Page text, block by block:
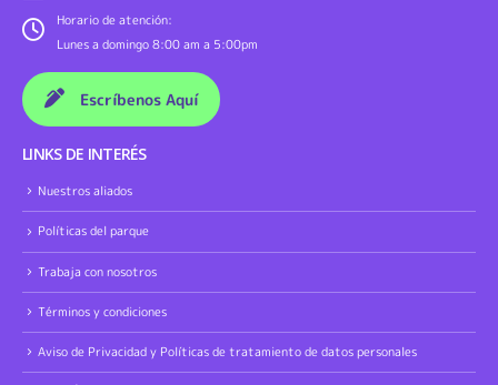
Horario de atención:
Lunes a domingo 8:00 am a 5:00pm
Escríbenos Aquí
LINKS DE INTERÉS
Nuestros aliados
Políticas del parque
Trabaja con nosotros
Términos y condiciones
Aviso de Privacidad y Políticas de tratamiento de datos personales